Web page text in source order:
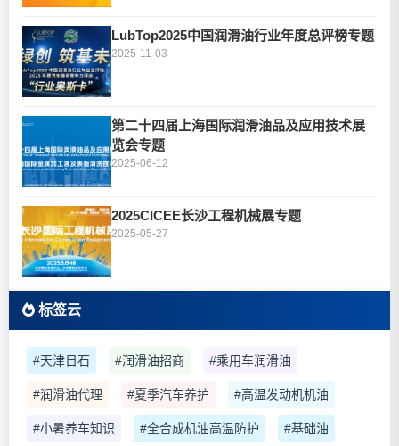
LubTop2025中国润滑油行业年度总评榜专题
2025-11-03
第二十四届上海国际润滑油品及应用技术展
览会专题
2025-06-12
2025CICEE长沙工程机械展专题
2025-05-27
标签云
#天津日石 #润滑油招商 #乘用车润滑油
#润滑油代理 #夏季汽车养护 #高温发动机机油
#小暑养车知识 #全合成机油高温防护 #基础油